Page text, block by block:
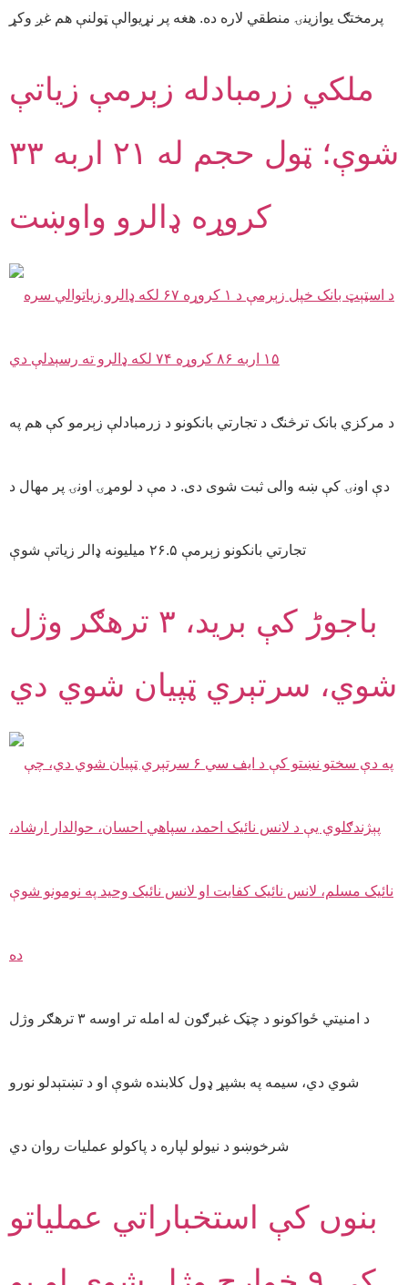
پرمختګ یوازینۍ منطقي لاره ده. هغه پر نړیوالې ټولنې هم غږ وکړ
ملکي زرمبادله زېرمې زیاتې
شوې؛ ټول حجم له ۲۱ اربه ۳۳
کروړه ډالرو واوښت
د مرکزي بانک ترڅنګ د تجارتي بانکونو د زرمبادلې زېرمو کې هم په
دې اونۍ کې ښه والی ثبت شوی دی. د مې د لومړۍ اونۍ پر مهال د
تجارتي بانکونو زېرمې ۲۶.۵ میلیونه ډالر زیاتې شوې
باجوڑ کې برید، ۳ ترهګر وژل
شوي، سرتېري ټپیان شوي دي
د امنیتي ځواکونو د چټک غبرګون له امله تر اوسه ۳ ترهګر وژل
شوي دي، سیمه په بشپړ ډول کلابنده شوې او د تښتېدلو نورو
شرخوښو د نیولو لپاره د پاکولو عملیات روان دي
بنوں کې استخباراتي عملیاتو